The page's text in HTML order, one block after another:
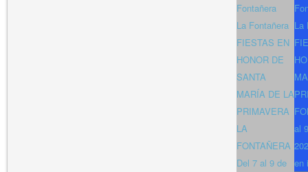
Fontañera
La Fontañera
FIESTAS EN
HONOR DE
SANTA
MARÍA DE LA
PRIMAVERA
LA
FONTAÑERA
Del 7 al 9 de
La
al
en